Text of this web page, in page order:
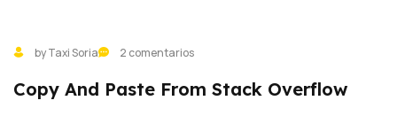
by Taxi Soria 2 comentarios
Copy And Paste From Stack Overflow